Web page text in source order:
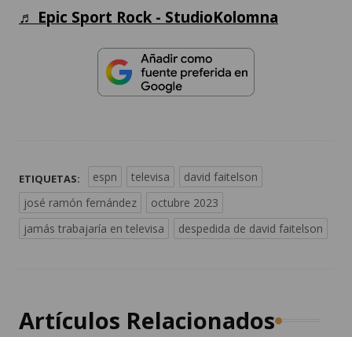
♬ Epic Sport Rock - StudioKolomna
ETIQUETAS: espn televisa
david faitelson
josé ramón fernández
octubre 2023
jamás trabajaría en televisa
despedida de david faitelson
Artículos Relacionados